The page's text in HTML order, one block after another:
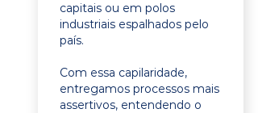
capitais ou em polos
industriais espalhados pelo
país.
Com essa capilaridade,
entregamos processos mais
assertivos, entendendo o